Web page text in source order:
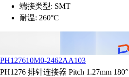
端接类型: SMT
耐温: 260°C
PH127610M0-2462AA103
PH1276 排针连接器 Pitch 1.27mm